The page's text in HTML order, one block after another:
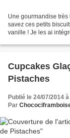
Une gourmandise
savez ces petits
vanille ! Je les ai
Cupcakes
Pistaches
Publié le 24/07/2014
Par